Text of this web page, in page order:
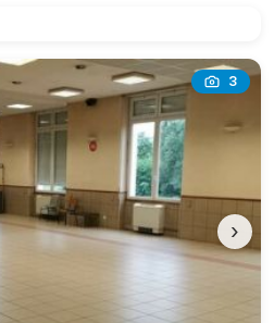
3
›